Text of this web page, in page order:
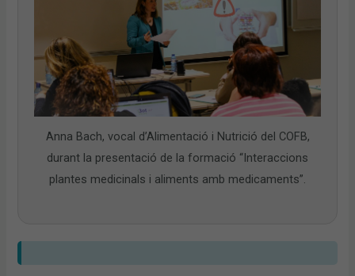
Anna Bach, vocal d’Alimentació i Nutrició del COFB,
durant la presentació de la formació “Interaccions
plantes medicinals i aliments amb medicaments”.